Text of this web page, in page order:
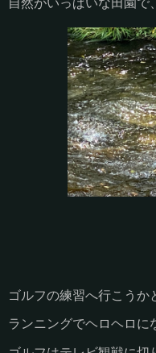
自然がいっぱいな田園で
ゴルフの練習へ行こうか
ランニングでヘロヘロに